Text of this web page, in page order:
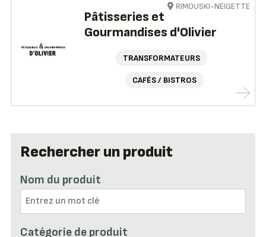
Rechercher un produit
Nom du produit
Catégorie de produit
Pâtisseries et
Gourmandises d'Olivier
TRANSFORMATEURS
CAFÉS / BISTROS
RIMOUSKI-NEIGETTE